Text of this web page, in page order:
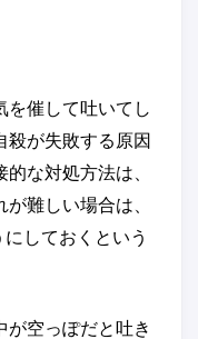
を催して吐いてし
殺が失敗する原因
な対処方法は、
難しい場合は、
しておくという
が空っぽだと吐き